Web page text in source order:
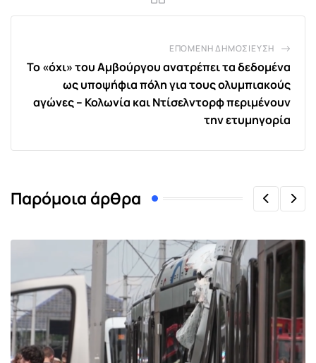
ΕΠΌΜΕΝΗ ΔΗΜΟΣΊΕΥΣΗ
Το «όχι» του Αμβούργου ανατρέπει τα δεδομένα
ως υποψήφια πόλη για τους ολυμπιακούς
αγώνες – Κολωνία και Ντίσελντορφ περιμένουν
την ετυμηγορία
Παρόμοια άρθρα